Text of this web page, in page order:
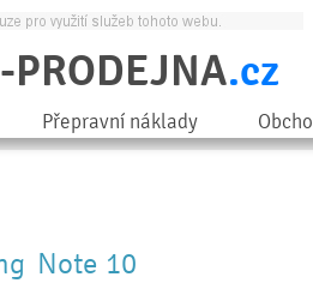
PRODEJNA.cz
Přepravní náklady
Note 10